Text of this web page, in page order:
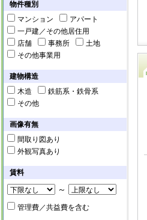
物件種別
マンション
アパート
一戸建／その他居住用
店舗
事務所
土地
その他事業用
建物構造
木造
鉄筋系・鉄骨系
その他
画像有無
間取り図あり
外観写真あり
賃料
～
管理費／共益費を含む